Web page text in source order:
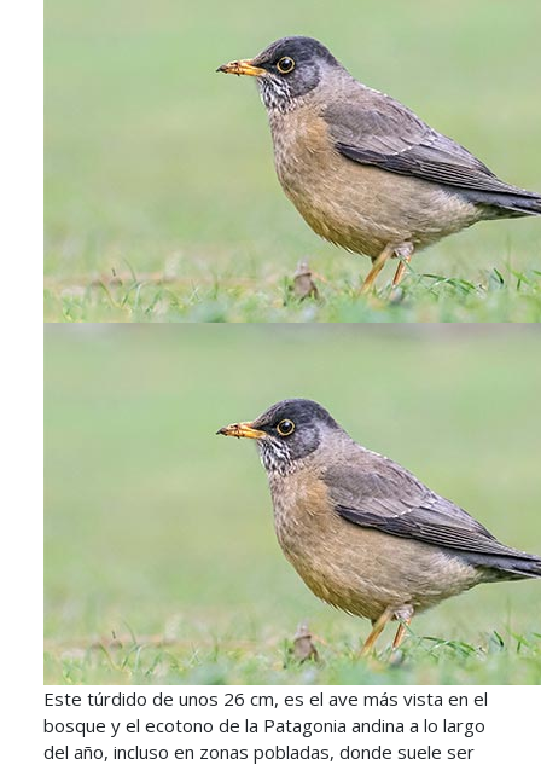
Este túrdido de unos 26 cm, es el ave más vista en el
bosque y el ecotono de la Patagonia andina a lo largo
del año, incluso en zonas pobladas, donde suele ser